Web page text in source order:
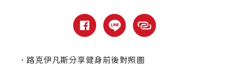
． 路克伊凡斯分享健身前後對照圖